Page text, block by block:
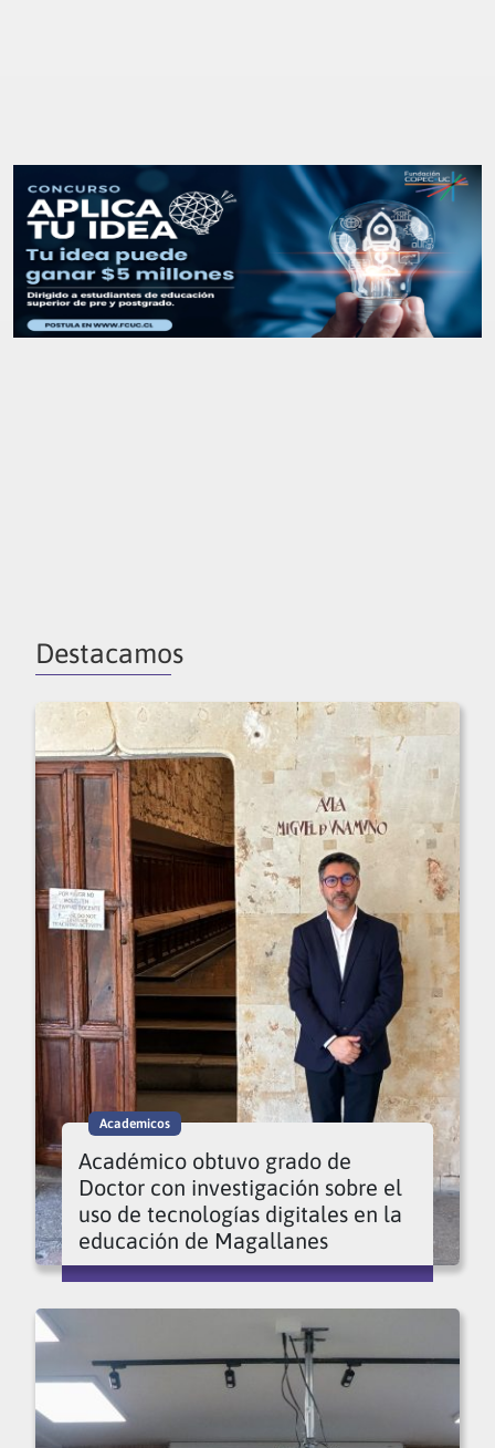
Destacamos
Academicos
Académico obtuvo grado de
Doctor con investigación sobre el
uso de tecnologías digitales en la
educación de Magallanes